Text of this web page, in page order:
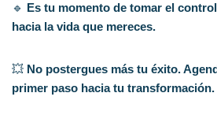
🔹 Es tu momento de tomar el
hacia la vida que mereces.
💥 No postergues más tu éxito.
primer paso hacia tu transformación.